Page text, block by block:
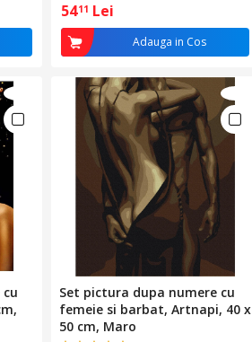
5411 Lei
Adauga in Cos
Set pictura dupa numere cu
femeie si barbat, Artnapi, 40 x
50 cm, Maro